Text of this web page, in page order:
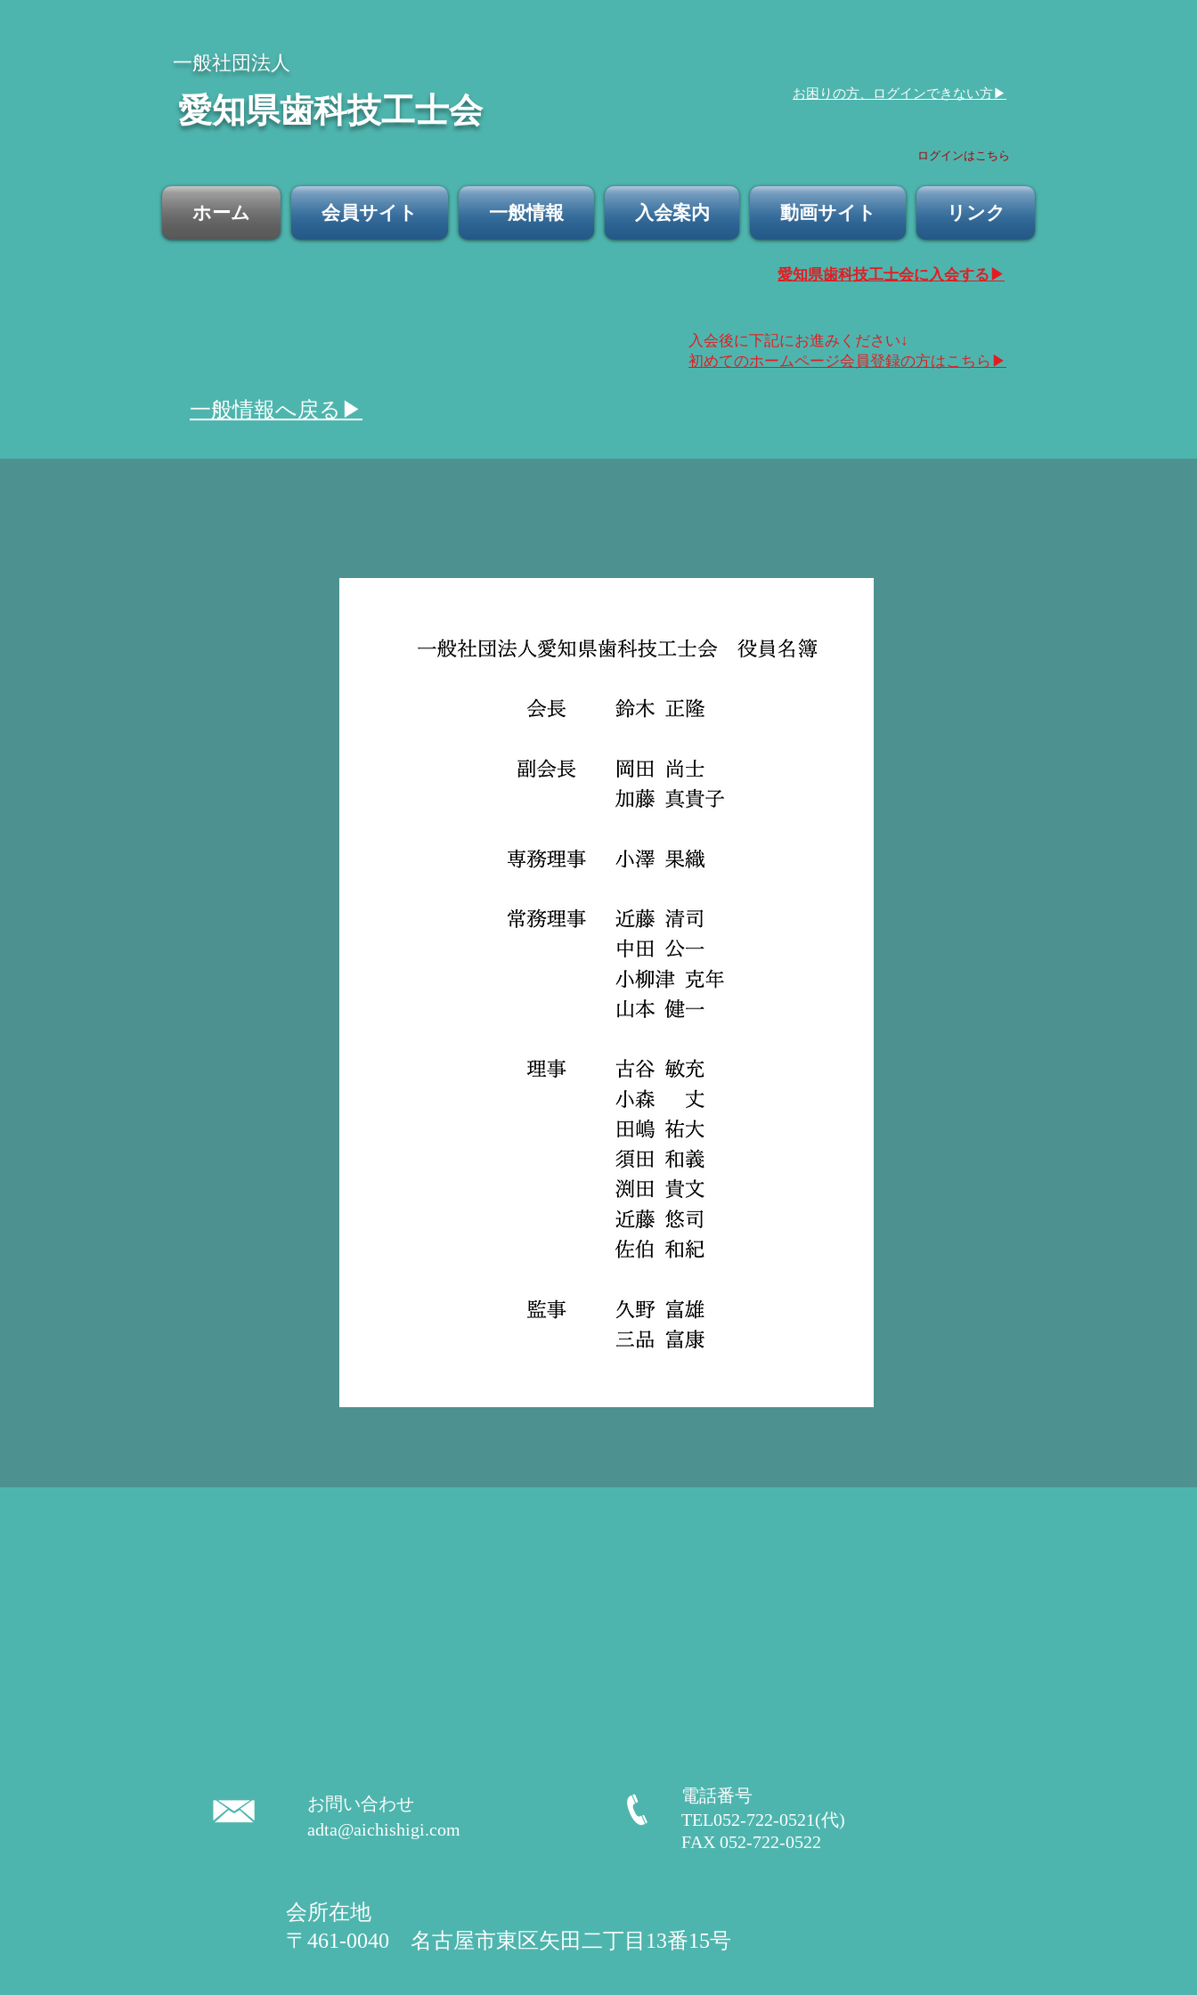
​一般社団法人
​愛知県歯科技工士会 ​お困りの方、ログインできない方▶︎
ログインはこちら
ホーム 会員サイト 一般情報 入会案内 動画サイト リンク
​愛知県歯科技工士会に入会する▶︎
​入会後に下記にお進みください↓
​初めてのホームページ会員登録の方はこちら▶︎
​一般情報へ戻る▶︎
お問い合わせ
adta@aichishigi.com
電話番号
TEL052-722-0521(代)
FAX 052-722-0522
会所在地
〒461-0040 名古屋市東区矢田二丁目13番15号